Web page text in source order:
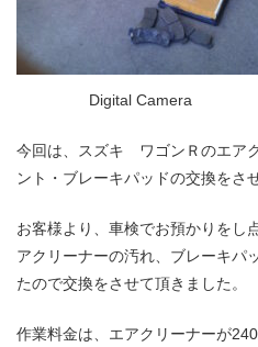
Digital Camera
今回は、スズキ ワゴンＲのエア
ント・ブレーキパッドの交換をさ
お客様より、車検でお預かりをし
アクリーナーの汚れ、ブレーキパ
たので交換をさせて頂きました。
作業料金は、エアクリーナーが